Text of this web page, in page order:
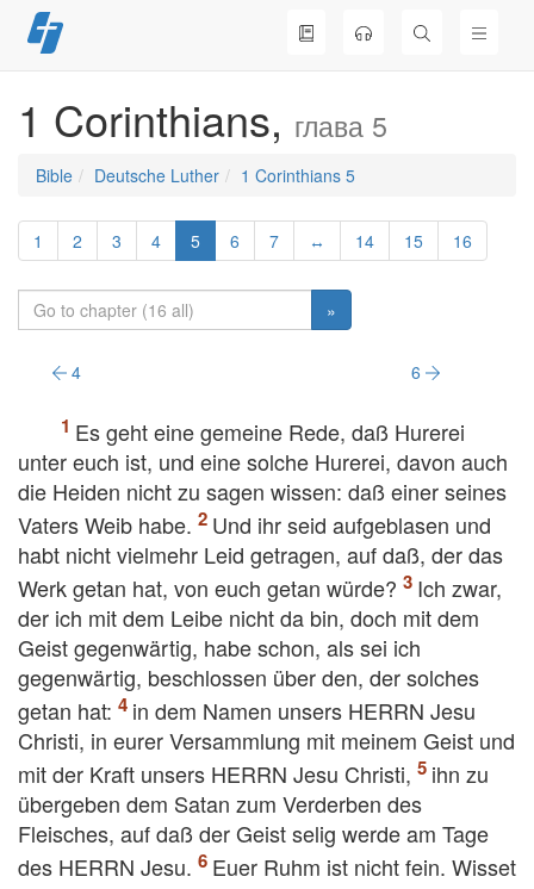
Skip
to
1 Corinthians, глава 5
Bible Deutsche Luther 1 Corinthians 5
1 2 3 4 5 6 7 ↔ 14 15 16
»
4 6
Es geht eine gemeine Rede, daß Hurerei
unter euch ist, und eine solche Hurerei, davon auch
die Heiden nicht zu sagen wissen: daß einer seines
Vaters Weib habe.
Und ihr seid aufgeblasen und
habt nicht vielmehr Leid getragen, auf daß, der das
Werk getan hat, von euch getan würde?
Ich zwar,
der ich mit dem Leibe nicht da bin, doch mit dem
Geist gegenwärtig, habe schon, als sei ich
gegenwärtig, beschlossen über den, der solches
getan hat:
in dem Namen unsers HERRN Jesu
Christi, in eurer Versammlung mit meinem Geist und
mit der Kraft unsers HERRN Jesu Christi,
ihn zu
übergeben dem Satan zum Verderben des
Fleisches, auf daß der Geist selig werde am Tage
des HERRN Jesu.
Euer Ruhm ist nicht fein. Wisset